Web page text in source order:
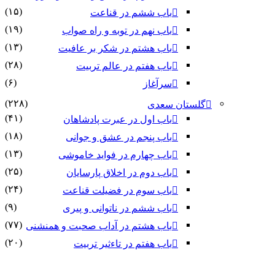
باب ششم در قناعت
(۱۵)
باب نهم در توبه و راه صواب
(۱۹)
باب هشتم در شکر بر عافیت
(۱۳)
باب هفتم در عالم تربیت
(۲۸)
سرآغاز
(۶)
گلستان سعدی
(۲۲۸)
باب اول در عبرت پادشاهان
(۴۱)
باب پنجم در عشق و جوانى
(۱۸)
باب چهارم در فواید خاموشى
(۱۳)
باب دوم در اخلاق پارسایان
(۲۵)
باب سوم در فضیلت قناعت
(۲۴)
باب ششم در ناتوانى و پیرى
(۹)
باب هشتم در آداب صحبت و همنشنى (۷۷)
باب هفتم در تاءثیر تربیت
(۲۰)